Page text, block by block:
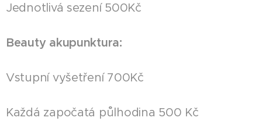
Jednotlivá sezení 500Kč
Beauty akupunktura:
Vstupní vyšetření 700Kč
Každá započatá půlhodina 500 Kč